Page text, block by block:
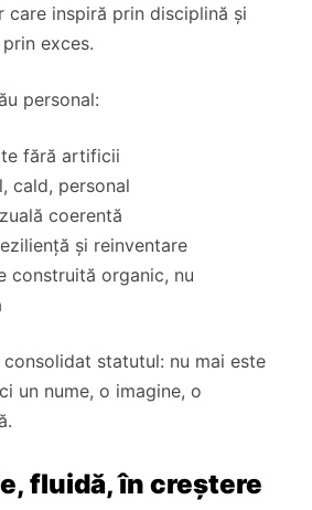
care inspiră prin disciplină și
exces.
personal:
fără artificii
cald, personal
coerentă
și reinventare
construită organic, nu
statutul: nu mai este
un nume, o imagine, o
fluidă, în creștere